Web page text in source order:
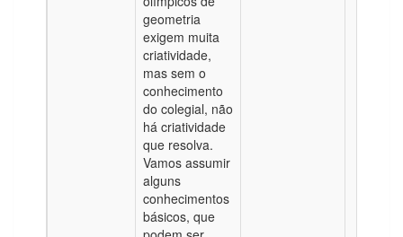
geometria
exigem muita
criatividade,
mas sem o
conhecimento
do colegial, não
há criatividade
que resolva.
Vamos assumir
alguns
conhecimentos
básicos, que